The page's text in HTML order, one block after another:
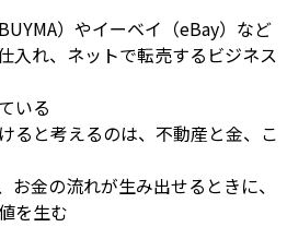
）やイーベイ（eBay）など
入れ、ネットで転売するビジネス
いる
ると考えるのは、不動産と金、こ
お金の流れが生み出せるときに、
を生む